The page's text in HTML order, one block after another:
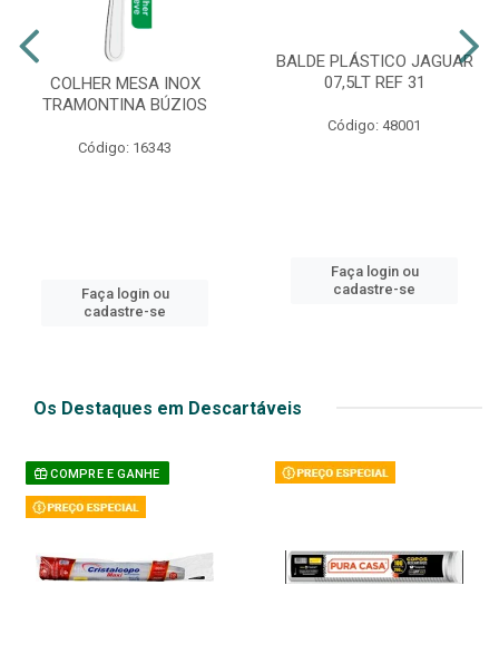
COLHER MESA INOX
TRAMONTINA BÚZIOS
Código: 16343
Faça login ou
cadastre-se
BALDE PLÁSTICO JAGUAR
07,5LT REF 31
Código: 48001
Faça login ou
cadastre-se
Os Destaques em Descartáveis
COMPRE E GANHE